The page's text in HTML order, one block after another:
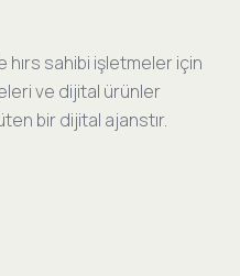
sahibi işletmeler için
ve dijital ürünler
bir dijital ajanstır.